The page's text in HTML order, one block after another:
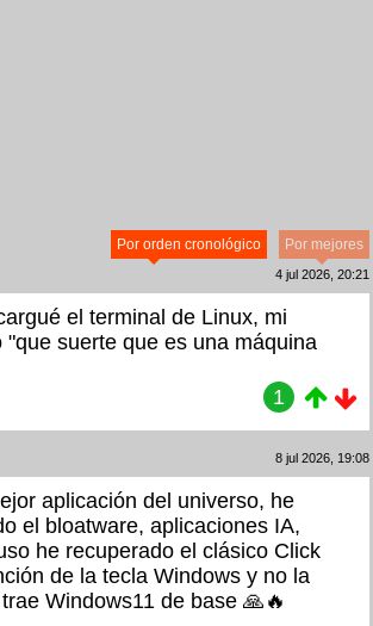
Por mejores
Por orden cronológico
4 jul 2026, 20:21
el terminal de Linux, mi
"que suerte que es una máquina
1
8 jul 2026, 19:08
aplicación del universo, he
el bloatware, aplicaciones IA,
he recuperado el clásico Click
de la tecla Windows y no la
Windows11 de base 🙏🔥